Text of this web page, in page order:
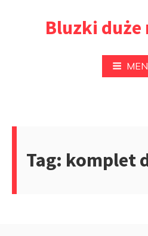
Bluzki
Tag: komplet